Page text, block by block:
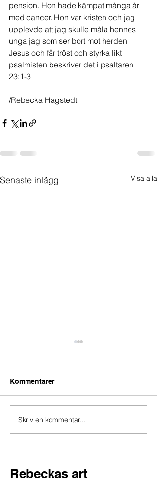
pension. Hon hade kämpat många år
med cancer. Hon var kristen och jag
upplevde att jag skulle måla hennes
unga jag som ser bort mot herden
Jesus och får tröst och styrka likt
psalmisten beskriver det i psaltaren
23:1-3
/Rebecka Hagstedt
Senaste inlägg Visa alla
Låtomslaget - vår
kärlekshistoria
Kommentarer
Skriv en kommentar...
Rebeckas art